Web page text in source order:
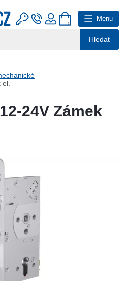
Hledat
0
Menu
24V Zámek